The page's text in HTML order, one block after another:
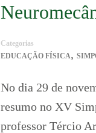
Categorias
EDUCAÇÃO FÍSICA,
No dia 29 de
resumo no XV
professor Tércio